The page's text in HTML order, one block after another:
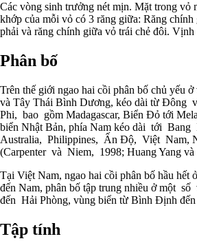
Các vòng sinh trưởng nét mịn. Mặt trong vỏ
khớp của mỗi vỏ có 3 răng giữa: Răng
phải và răng chính giữa vỏ trái chẻ đôi. Vịnh
Phân bố
Trên thế giới ngao hai cồi phân bố chủ yếu
và Tây Thái Bình Dương, kéo dài từ Đông
Phi, bao gồm Madagascar, Biển Đỏ tới
biển Nhật Bản, phía Nam kéo dài tới
Australia, Philippines, Ấn Độ, Việt Nam,
(Carpenter và Niem, 1998; Huang Yang và
Tại Việt Nam, ngao hai cồi phân bố hầu hết
đến Nam, phân bố tập trung nhiều ở một
đến Hải Phòng, vùng biển từ Bình Định
Tập tính